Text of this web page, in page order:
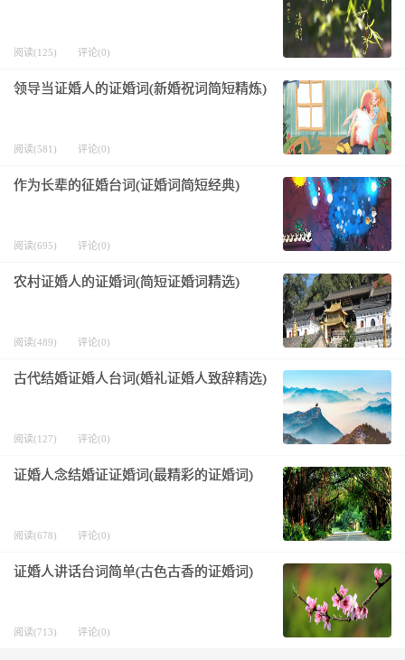
阅读(125) 评论(0)
领导当证婚人的证婚词(新婚祝词简短精炼)
阅读(581) 评论(0)
作为长辈的征婚台词(证婚词简短经典)
阅读(695) 评论(0)
农村证婚人的证婚词(简短证婚词精选)
阅读(489) 评论(0)
古代结婚证婚人台词(婚礼证婚人致辞精选)
阅读(127) 评论(0)
证婚人念结婚证证婚词(最精彩的证婚词)
阅读(678) 评论(0)
证婚人讲话台词简单(古色古香的证婚词)
阅读(713) 评论(0)